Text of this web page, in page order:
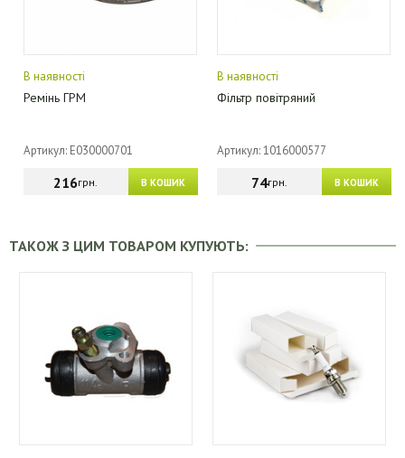
В наявності
Ремінь ГРМ
Артикул: E030000701
В КОШИК
216грн.
В наявності
Фільтр повітряний
Артикул: 1016000577
В КОШИК
74грн.
ТАКОЖ З ЦИМ ТОВАРОМ КУПУЮТЬ: